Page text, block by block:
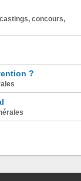
concours,
?